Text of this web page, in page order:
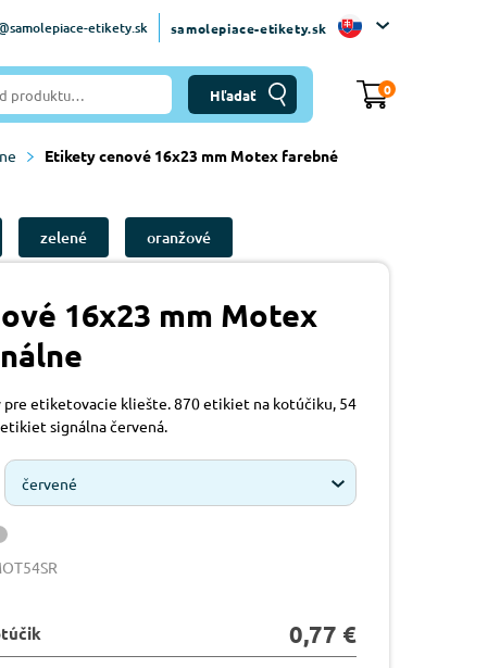
etikety.sk samolepiace-etikety.sk
0
Etikety cenové 16x23 mm Motex farebné
zelené oranžové
16x23 mm Motex
pre etiketovacie kliešte. 870 etikiet na kotúčiku, 54
signálna červená.
červené
0,77 €